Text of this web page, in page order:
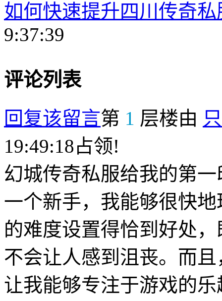
如何快速提升四川传奇
9:37:39
评论列表
回复该留言第 1 层楼由
19:49:18占领!
幻城传奇私服给我的第
一个新手，我能够很快
的难度设置得恰到好处
不会让人感到沮丧。而
让我能够专注于游戏的